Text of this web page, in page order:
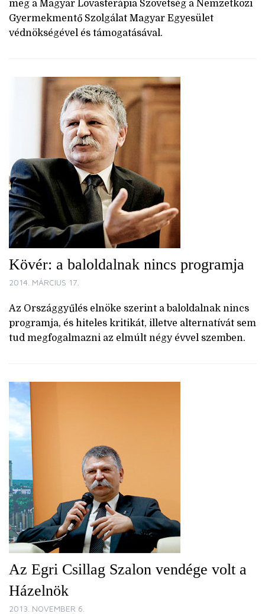
meg a Magyar Lovasterápia Szövetség a Nemzetközi
Gyermekmentő Szolgálat Magyar Egyesület
védnökségével és támogatásával.
Kövér: a baloldalnak nincs programja
2014. MÁRCIUS 17.
Az Országgyűlés elnöke szerint a baloldalnak nincs
programja, és hiteles kritikát, illetve alternatívát sem
tud megfogalmazni az elmúlt négy évvel szemben.
Az Egri Csillag Szalon vendége volt a
Házelnök
2013. NOVEMBER 6.